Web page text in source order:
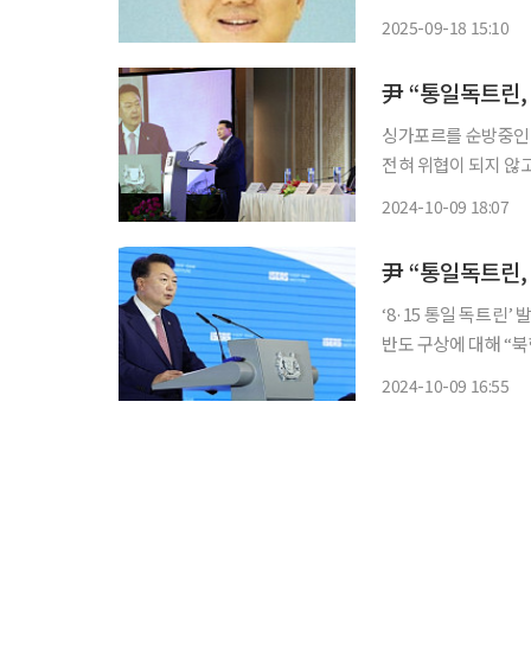
2025-09-18 15:10
싱가포르를 순방중
전혀 위협이 되지 않
2024-10-09 18:07
尹 “통일독트린
‘8·15 통일 독트린’
반도 구상에 대해 “
2024-10-09 16:55